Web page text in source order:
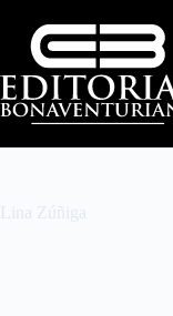
Lina Zúñiga